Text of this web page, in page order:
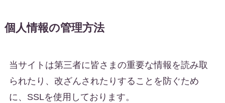
個人情報の管理方法
当サイトは第三者に皆さまの重要な情報を読み取
られたり、改ざんされたりすることを防ぐため
に、SSLを使用しております。